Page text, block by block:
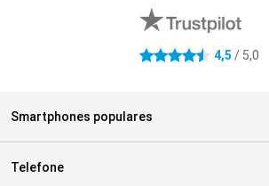
4.5 estrelas 4,5 / 5,0
Smartphones populares
Telefone